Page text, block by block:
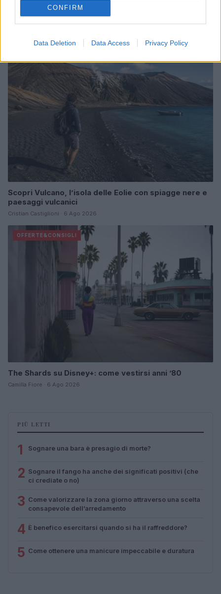
CONFIRM
Data Deletion Data Access Privacy Policy
Come abbinare i pantaloni Capri con le kitten heels:
consigli e ispirazioni
Scopri Vulcano, l’isola delle Eolie con spiagge nere e
paesaggi vulcanici
Cristian Castiglioni · 6 Ago 2026
OFFERTE&CONSIGLI
The Shards su Disney+: come vestirsi anni ’80
Camilla Fiore · 6 Ago 2026
PIÙ LETTI
1 Sognare una bara è presagio di morte?
2 Sognare il fango ha anche dei significati positivi (che
ci crediate o no)
3 Come valorizzare la zona giorno attraverso una scelta
consapevole dell’arredamento
4 È benefico esercitarsi quando si ha il raffreddore?
5 Come ottenere una manicure impeccabile e duratura